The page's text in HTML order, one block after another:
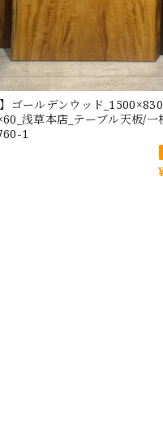
】ゴールデンウッド
浅草本店_テーブル天板/一
1